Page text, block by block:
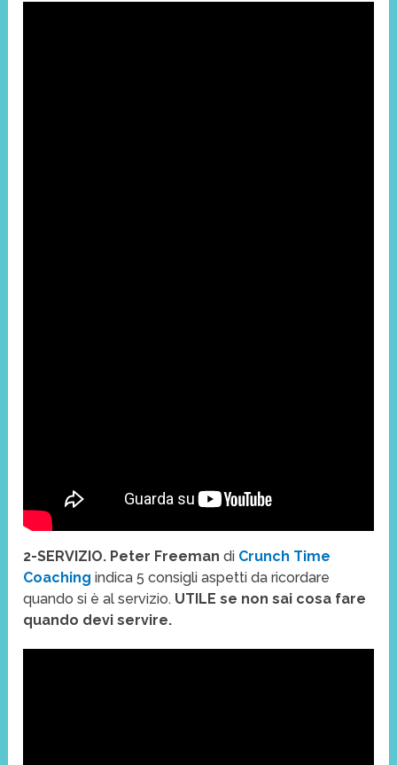
2-SERVIZIO. Peter Freeman di Crunch Time
Coaching indica 5 consigli aspetti da ricordare
quando si è al servizio. UTILE se non sai cosa fare
quando devi servire.